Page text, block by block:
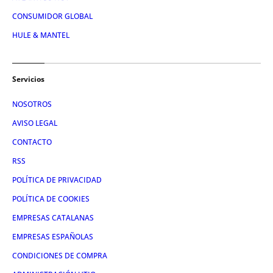
CONSUMIDOR GLOBAL
HULE & MANTEL
Servicios
NOSOTROS
AVISO LEGAL
CONTACTO
RSS
POLÍTICA DE PRIVACIDAD
POLÍTICA DE COOKIES
EMPRESAS CATALANAS
EMPRESAS ESPAÑOLAS
CONDICIONES DE COMPRA